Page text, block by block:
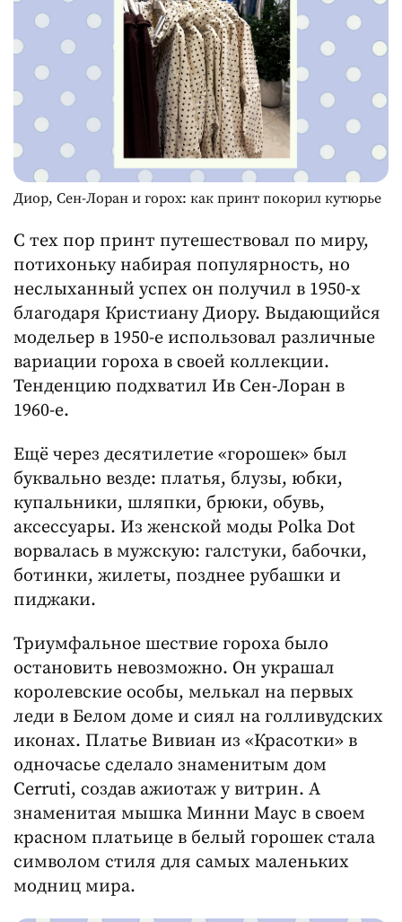
Диор, Сен-Лоран и горох: как принт покорил кутюрье
С тех пор принт путешествовал по миру,
потихоньку набирая популярность, но
неслыханный успех он получил в 1950-х
благодаря Кристиану Диору. Выдающийся
модельер в 1950-е использовал различные
вариации гороха в своей коллекции.
Тенденцию подхватил Ив Сен-Лоран в
1960-е.
Ещё через десятилетие «горошек» был
буквально везде: платья, блузы, юбки,
купальники, шляпки, брюки, обувь,
аксессуары. Из женской моды Polka Dot
ворвалась в мужскую: галстуки, бабочки,
ботинки, жилеты, позднее рубашки и
пиджаки.
Триумфальное шествие гороха было
остановить невозможно. Он украшал
королевские особы, мелькал на первых
леди в Белом доме и сиял на голливудских
иконах. Платье Вивиан из «Красотки» в
одночасье сделало знаменитым дом
Cerruti, создав ажиотаж у витрин. А
знаменитая мышка Минни Маус в своем
красном платьице в белый горошек стала
символом стиля для самых маленьких
модниц мира.